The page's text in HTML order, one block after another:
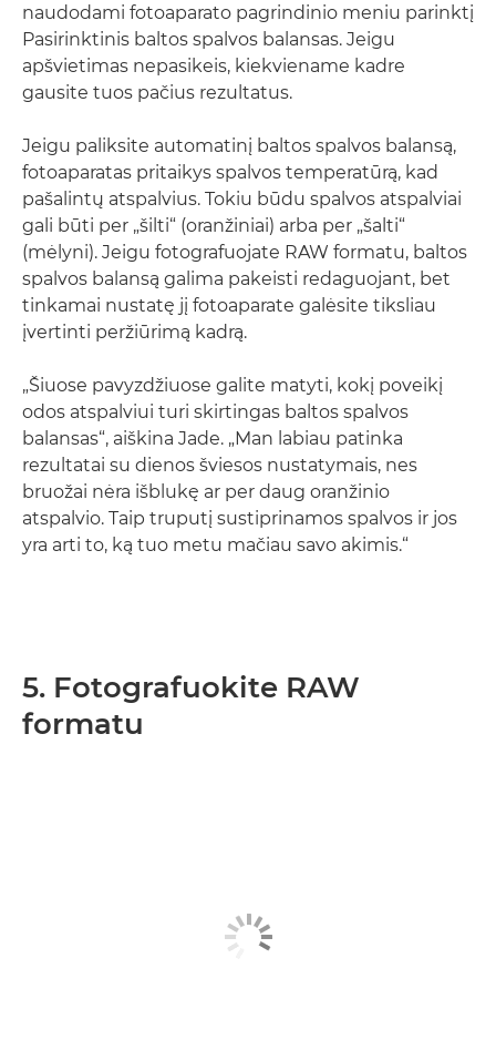
naudodami fotoaparato pagrindinio meniu parinktį
Pasirinktinis baltos spalvos balansas. Jeigu
apšvietimas nepasikeis, kiekviename kadre
gausite tuos pačius rezultatus.
Jeigu paliksite automatinį baltos spalvos balansą,
fotoaparatas pritaikys spalvos temperatūrą, kad
pašalintų atspalvius. Tokiu būdu spalvos atspalviai
gali būti per „šilti“ (oranžiniai) arba per „šalti“
(mėlyni). Jeigu fotografuojate RAW formatu, baltos
spalvos balansą galima pakeisti redaguojant, bet
tinkamai nustatę jį fotoaparate galėsite tiksliau
įvertinti peržiūrimą kadrą.
„Šiuose pavyzdžiuose galite matyti, kokį poveikį
odos atspalviui turi skirtingas baltos spalvos
balansas“, aiškina Jade. „Man labiau patinka
rezultatai su dienos šviesos nustatymais, nes
bruožai nėra išblukę ar per daug oranžinio
atspalvio. Taip truputį sustiprinamos spalvos ir jos
yra arti to, ką tuo metu mačiau savo akimis.“
5. Fotografuokite RAW
formatu